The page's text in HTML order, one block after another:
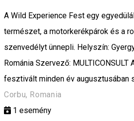
A Wild Experience Fest egy
természet, a motorkerékpárok és a
szenvedélyt ünnepli. Helyszín:
Románia Szervező: MULTICONSULT
fesztivált minden év augusztusában
Corbu, Romania
1 esemény